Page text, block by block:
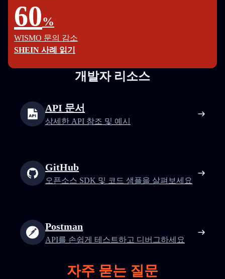
60%
WISMO 문의 감소
SHEIN 사례 읽기
개발자 리소스
API 문서
상세한 API 참조 및 예시
GitHub
오픈소스 SDK 및 코드 샘플을 살펴보세요
Postman
API를 손쉽게 테스트하고 디버그하세요
자주 묻는 질문